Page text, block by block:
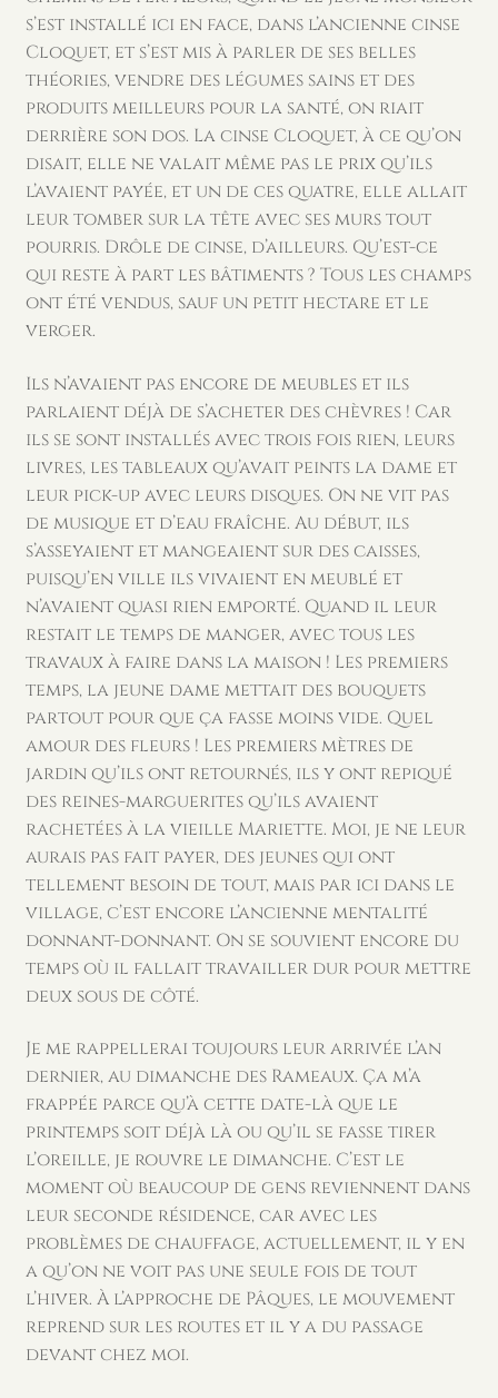
s’est installé ici en face, dans l’ancienne cinse
Cloquet, et s’est mis à parler de ses belles
théories, vendre des légumes sains et des
produits meilleurs pour la santé, on riait
derrière son dos. La cinse Cloquet, à ce qu’on
disait, elle ne valait même pas le prix qu’ils
l’avaient payée, et un de ces quatre, elle allait
leur tomber sur la tête avec ses murs tout
pourris. Drôle de cinse, d’ailleurs. Qu’est-ce
qui reste à part les bâtiments ? Tous les champs
ont été vendus, sauf un petit hectare et le
verger.
Ils n’avaient pas encore de meubles et ils
parlaient déjà de s’acheter des chèvres ! Car
ils se sont installés avec trois fois rien, leurs
livres, les tableaux qu’avait peints la dame et
leur pick-up avec leurs disques. On ne vit pas
de musique et d’eau fraîche. Au début, ils
s’asseyaient et mangeaient sur des caisses,
puisqu’en ville ils vivaient en meublé et
n’avaient quasi rien emporté. Quand il leur
restait le temps de manger, avec tous les
travaux à faire dans la maison ! Les premiers
temps, la jeune dame mettait des bouquets
partout pour que ça fasse moins vide. Quel
amour des fleurs ! Les premiers mètres de
jardin qu’ils ont retournés, ils y ont repiqué
des reines-marguerites qu’ils avaient
rachetées à la vieille Mariette. Moi, je ne leur
aurais pas fait payer, des jeunes qui ont
tellement besoin de tout, mais par ici dans le
village, c’est encore l’ancienne mentalité
donnant-donnant. On se souvient encore du
temps où il fallait travailler dur pour mettre
deux sous de côté.
Je me rappellerai toujours leur arrivée l’an
dernier, au dimanche des Rameaux. Ça m’a
frappée parce qu’à cette date-là que le
printemps soit déjà là ou qu’il se fasse tirer
l’oreille, je rouvre le dimanche. C’est le
moment où beaucoup de gens reviennent dans
leur seconde résidence, car avec les
problèmes de chauffage, actuellement, il y en
a qu’on ne voit pas une seule fois de tout
l’hiver. À l’approche de Pâques, le mouvement
reprend sur les routes et il y a du passage
devant chez moi.